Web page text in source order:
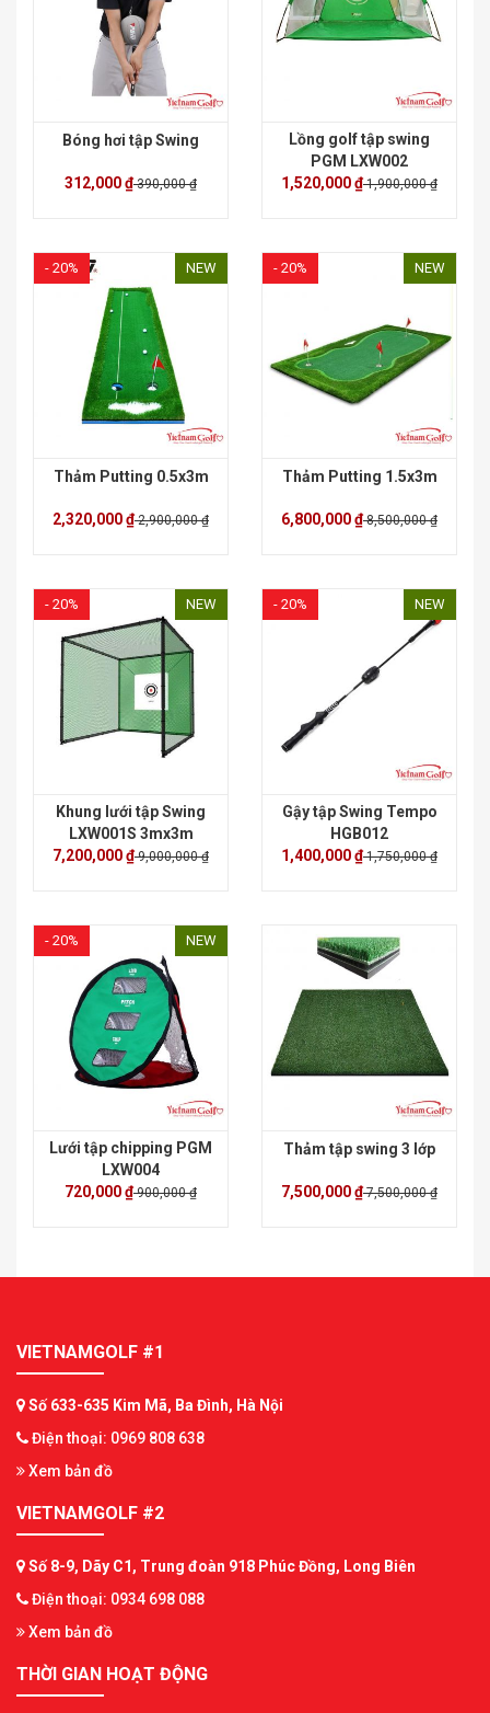
Bóng hơi tập Swing
312,000 ₫390,000 ₫
Lồng golf tập swing
PGM LXW002
1,520,000 ₫1,900,000 ₫
- 20% NEW
Thảm Putting 0.5x3m
2,320,000 ₫2,900,000 ₫
- 20% NEW
Thảm Putting 1.5x3m
6,800,000 ₫8,500,000 ₫
- 20% NEW
Khung lưới tập Swing
LXW001S 3mx3m
7,200,000 ₫9,000,000 ₫
- 20% NEW
Gậy tập Swing Tempo
HGB012
1,400,000 ₫1,750,000 ₫
- 20% NEW
Lưới tập chipping PGM
LXW004
720,000 ₫900,000 ₫
Thảm tập swing 3 lớp
7,500,000 ₫7,500,000 ₫
VIETNAMGOLF #1
Số 633-635 Kim Mã, Ba Đình, Hà Nội
Điện thoại: 0969 808 638
Xem bản đồ
VIETNAMGOLF #2
Số 8-9, Dãy C1, Trung đoàn 918 Phúc Đồng, Long Biên
Điện thoại: 0934 698 088
Xem bản đồ
THỜI GIAN HOẠT ĐỘNG